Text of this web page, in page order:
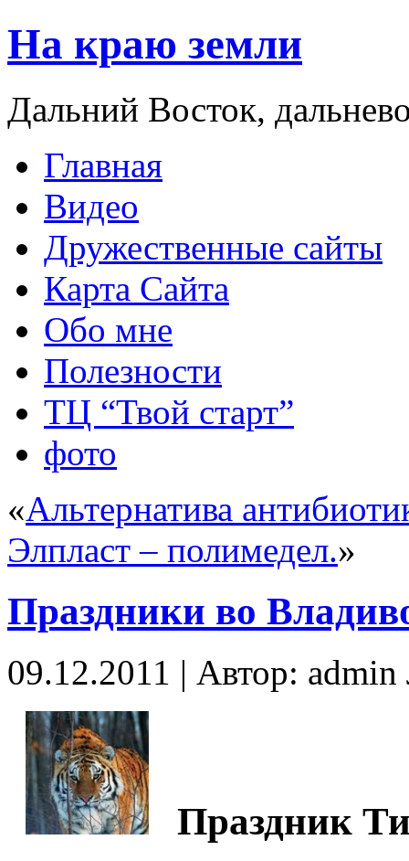
На краю земли
Дальний Восток,
Главная
Видео
Дружественные сайты
Карта Сайта
Обо мне
Полезности
ТЦ “Твой старт”
фото
«Альтернатива
Элпласт – полимедел.»
Праздники во
09.12.2011 | Автор:
Праздник